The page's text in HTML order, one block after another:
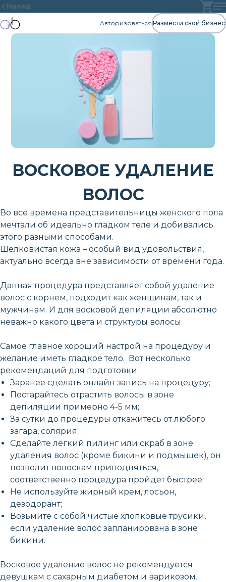
Назад
Авторизоваться Размести свой бизнес
ВОСКОВОЕ УДАЛЕНИЕ
ВОЛОС
Во все времена представительницы женского пола
мечтали об идеально гладком теле и добивались
этого разными способами.
Шелковистая кожа – особый вид удовольствия,
актуально всегда вне зависимости от времени года.
Данная процедура представляет собой удаление
волос с корнем, подходит как женщинам, так и
мужчинам. И для восковой депиляции абсолютно
неважно какого цвета и структуры волосы.
Самое главное хороший настрой на процедуру и
желание иметь гладкое тело. Вот несколько
рекомендаций для подготовки:
Заранее сделать онлайн запись на процедуру;
Постарайтесь отрастить волосы в зоне
депиляции примерно 4-5 мм;
За сутки до процедуры откажитесь от любого
загара, солярия;
Сделайте лёгкий пилинг или скраб в зоне
удаления волос (кроме бикини и подмышек), он
позволит волоскам приподняться,
соответственно процедура пройдет быстрее;
Не используйте жирный крем, лосьон,
дезодорант;
Возьмите с собой чистые хлопковые трусики,
если удаление волос запланирована в зоне
бикини.
Восковое удаление волос не рекомендуется
девушкам с сахарным диабетом и варикозом.